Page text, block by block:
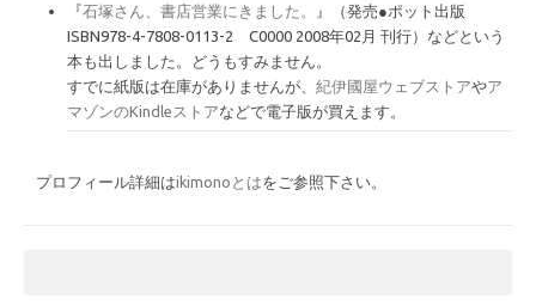
『石塚さん、書店営業にきました。
』（発売●ポット出版
ISBN978-4-7808-0113-2 C0000 2008年02月 刊行）などという
本も出しました。どうもすみません。
すでに紙版は在庫がありませんが、 紀伊國屋ウェブストアやア
マゾンのKindleストアなどで電子版が買えます。
プロフィール詳細はikimonoとはをご参照下さい。